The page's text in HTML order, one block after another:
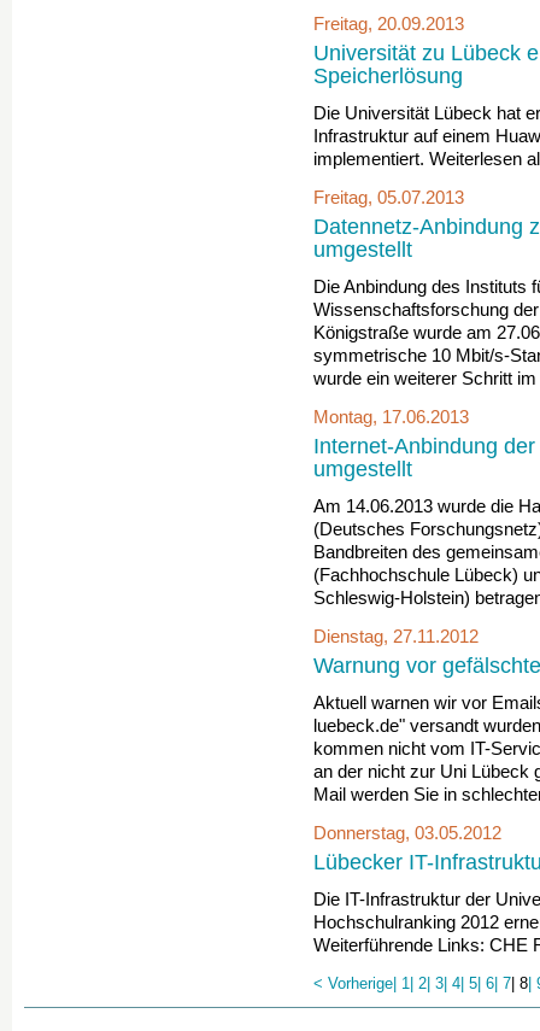
Freitag, 20.09.2013
Universität zu Lübeck
Speicherlösung
Die Universität Lübeck hat
Infrastruktur auf einem
implementiert. Weiterlesen
Freitag, 05.07.2013
Datennetz-Anbindung
umgestellt
Die Anbindung des Instituts
Wissenschaftsforschung
Königstraße wurde am
symmetrische 10 Mbit/s-
wurde ein weiterer Schritt
Montag, 17.06.2013
Internet-Anbindung
umgestellt
Am 14.06.2013 wurde die
(Deutsches
Bandbreiten des
(Fachhochschule Lübeck)
Schleswig-Holstein)
Dienstag, 27.11.2012
Warnung vor
Aktuell warnen wir vor
luebeck.de" versandt
kommen nicht vom IT-
an der nicht zur Uni Lübeck
Mail werden Sie in
Donnerstag, 03.05.2012
Lübecker IT-
Die IT-Infrastruktur der
Hochschulranking 2012
Weiterführende Links: CHE
< Vorherige | 1 | 2 | 3 | 4 | 5 | 6 | 7 | 8 |